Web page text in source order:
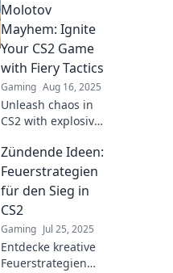
Molotov
Mayhem: Ignite
Your CS2 Game
with Fiery Tactics
Gaming Aug 16, 2025
Unleash chaos in
CS2 with explosive
into Molotov
Mayhem and
ignite your
gaming skills like
never before!
Zündende Ideen:
Feuerstrategien
für den Sieg in
CS2
Gaming Jul 25, 2025
Entdecke kreative
Feuerstrategien